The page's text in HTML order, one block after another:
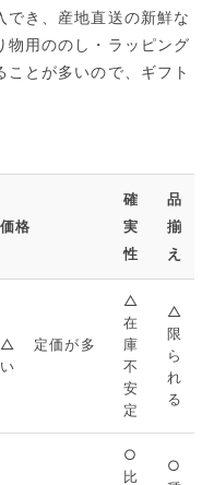
でき、産地直送の新鮮な
物用ののし・ラッピング
とが多いので、ギフト
価格
確
実
性
品
揃
え
△ 定価が多
い
△
在
庫
不
安
定
△
限
ら
れ
る
○
比
○